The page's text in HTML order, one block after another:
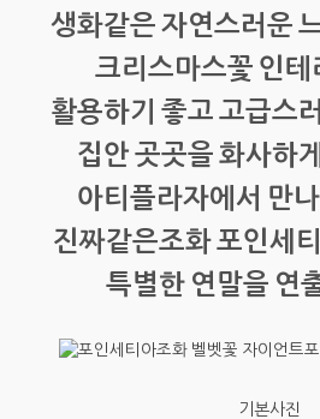
생화같은 자연스러운
크리스마스꽃 인
활용하기 좋고 고급스
집안 곳곳을 화사하
아티플라자에서 만
진짜같은조화 포인세
특별한 연말을 연
기본사진